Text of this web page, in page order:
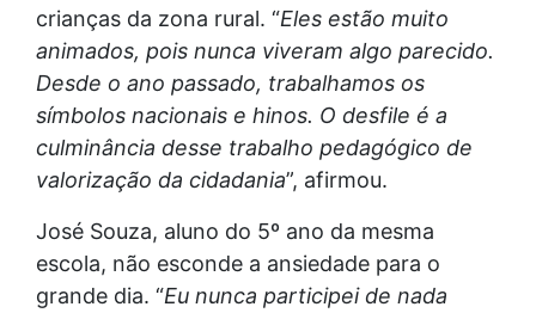
crianças da zona rural. “Eles estão muito
animados, pois nunca viveram algo parecido.
Desde o ano passado, trabalhamos os
símbolos nacionais e hinos. O desfile é a
culminância desse trabalho pedagógico de
valorização da cidadania”, afirmou.
José Souza, aluno do 5º ano da mesma
escola, não esconde a ansiedade para o
grande dia. “Eu nunca participei de nada